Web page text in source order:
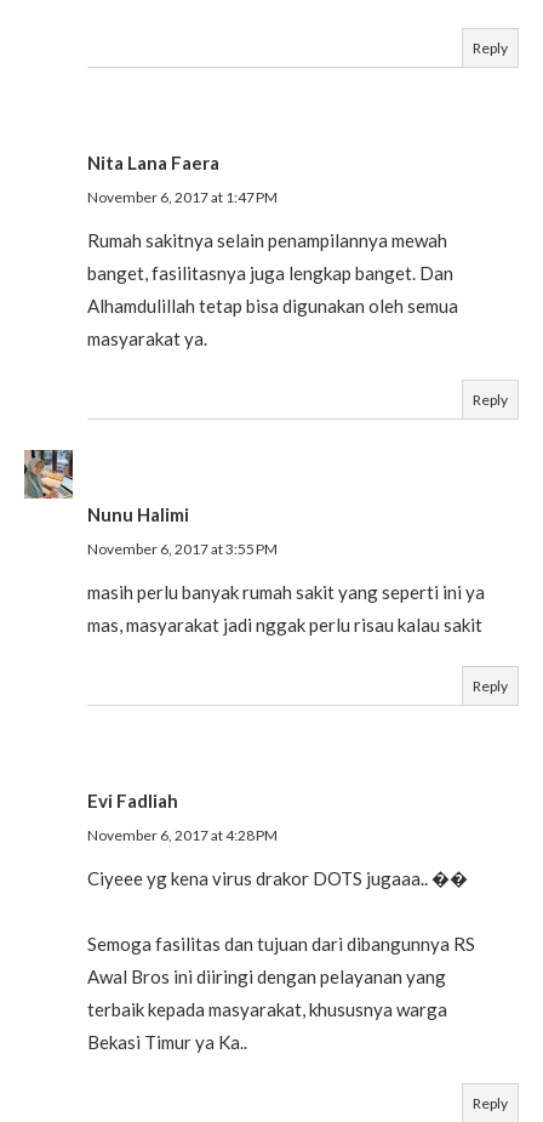
Reply
Nita Lana Faera
November 6, 2017 at 1:47 PM
Rumah sakitnya selain penampilannya mewah
banget, fasilitasnya juga lengkap banget. Dan
Alhamdulillah tetap bisa digunakan oleh semua
masyarakat ya.
Reply
Nunu Halimi
November 6, 2017 at 3:55 PM
masih perlu banyak rumah sakit yang seperti ini ya
mas, masyarakat jadi nggak perlu risau kalau sakit
Reply
Evi Fadliah
November 6, 2017 at 4:28 PM
Ciyeee yg kena virus drakor DOTS jugaaa.. ��
Semoga fasilitas dan tujuan dari dibangunnya RS
Awal Bros ini diiringi dengan pelayanan yang
terbaik kepada masyarakat, khususnya warga
Bekasi Timur ya Ka..
Reply